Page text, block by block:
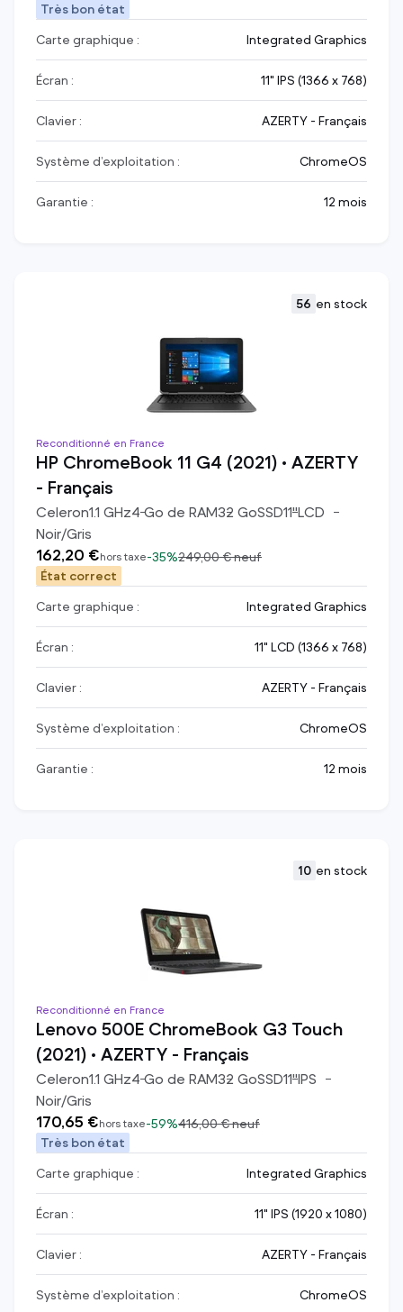
Très bon état
Carte graphique :
Integrated Graphics
Écran : 11" IPS (1366 x 768)
Clavier : AZERTY - Français
Système d’exploitation : ChromeOS
Garantie : 12 mois
56 en stock
Reconditionné en France
HP ChromeBook 11 G4 (2021) • AZERTY
- Français
Celeron1.1 GHz4Go de RAM32 GoSSD11"LCD
Noir/Gris
162,20 €hors taxe-35%249,00 €neuf
État correct
Carte graphique :
Integrated Graphics
Écran : 11" LCD (1366 x 768)
Clavier : AZERTY - Français
Système d’exploitation : ChromeOS
Garantie : 12 mois
10 en stock
Reconditionné en France
Lenovo 500E ChromeBook G3 Touch
(2021) • AZERTY - Français
Celeron1.1 GHz4Go de RAM32 GoSSD11"IPS
Noir/Gris
170,65 €hors taxe-59%416,00 €neuf
Très bon état
Carte graphique :
Integrated Graphics
Écran : 11" IPS (1920 x 1080)
Clavier : AZERTY - Français
Système d’exploitation : ChromeOS